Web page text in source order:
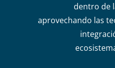
dentro de
aprovechando las